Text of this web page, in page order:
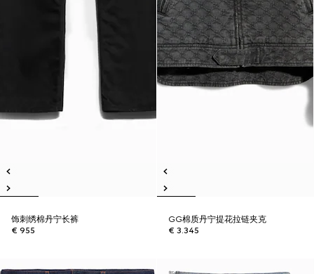
饰刺绣棉丹宁长裤
€ 955
GG棉质丹宁提花拉链夹克
€ 3.345